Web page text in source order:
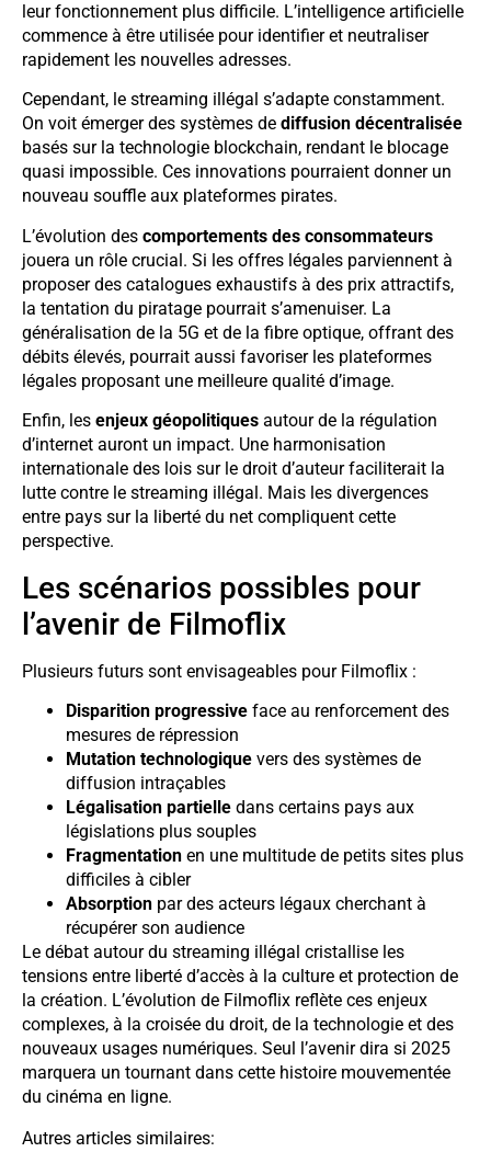
leur fonctionnement plus difficile. L’intelligence artificielle
commence à être utilisée pour identifier et neutraliser
rapidement les nouvelles adresses.
Cependant, le streaming illégal s’adapte constamment.
On voit émerger des systèmes de diffusion décentralisée
basés sur la technologie blockchain, rendant le blocage
quasi impossible. Ces innovations pourraient donner un
nouveau souffle aux plateformes pirates.
L’évolution des comportements des consommateurs
jouera un rôle crucial. Si les offres légales parviennent à
proposer des catalogues exhaustifs à des prix attractifs,
la tentation du piratage pourrait s’amenuiser. La
généralisation de la 5G et de la fibre optique, offrant des
débits élevés, pourrait aussi favoriser les plateformes
légales proposant une meilleure qualité d’image.
Enfin, les enjeux géopolitiques autour de la régulation
d’internet auront un impact. Une harmonisation
internationale des lois sur le droit d’auteur faciliterait la
lutte contre le streaming illégal. Mais les divergences
entre pays sur la liberté du net compliquent cette
perspective.
Les scénarios possibles pour
l’avenir de Filmoflix
Plusieurs futurs sont envisageables pour Filmoflix :
Disparition progressive face au renforcement des
mesures de répression
Mutation technologique vers des systèmes de
diffusion intraçables
Légalisation partielle dans certains pays aux
législations plus souples
Fragmentation en une multitude de petits sites plus
difficiles à cibler
Absorption par des acteurs légaux cherchant à
récupérer son audience
Le débat autour du streaming illégal cristallise les
tensions entre liberté d’accès à la culture et protection de
la création. L’évolution de Filmoflix reflète ces enjeux
complexes, à la croisée du droit, de la technologie et des
nouveaux usages numériques. Seul l’avenir dira si 2025
marquera un tournant dans cette histoire mouvementée
du cinéma en ligne.
Autres articles similaires: